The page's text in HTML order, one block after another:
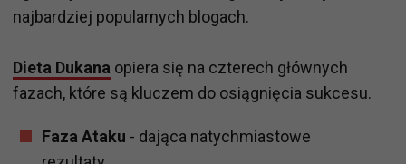
najbardziej popularnych blogach.
Dieta Dukana opiera się na czterech głównych
fazach, które są kluczem do osiągnięcia sukcesu.
Faza Ataku - dająca natychmiastowe